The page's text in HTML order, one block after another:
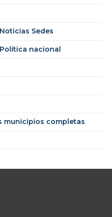
Sedes
nacional
municipios completas